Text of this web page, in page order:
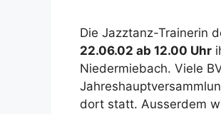
Die Jazztanz-Trainerin
22.06.02 ab 12.00 Uhr
Niedermiebach. Viele
dort statt. Ausserdem